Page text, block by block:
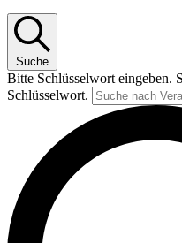
Suche
Bitte Schlüsselwort eingeben.
Schlüsselwort.